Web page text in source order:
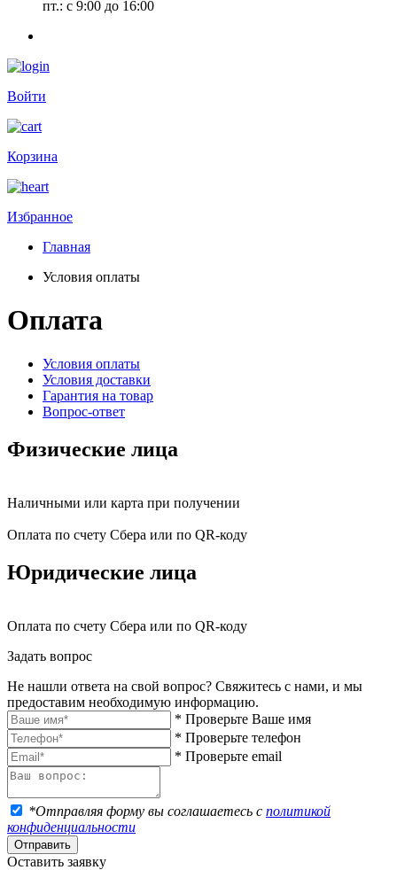
пт.: с 9:00 до 16:00
Войти
Корзина
Избранное
Главная
Условия оплаты
Оплата
Условия оплаты
Условия доставки
Гарантия на товар
Вопрос-ответ
Физические лица
Наличными или карта при получении
Оплата по счету Сбера или по QR-коду
Юридические лица
Оплата по счету Сбера или по QR-коду
Задать вопрос
Не нашли ответа на свой вопрос? Свяжитесь с нами, и мы
предоставим необходимую информацию.
* Проверьте Ваше имя
* Проверьте телефон
* Проверьте email
*Отправляя форму вы соглашаетесь с политикой
конфиденциальности
Отправить
Оставить заявку